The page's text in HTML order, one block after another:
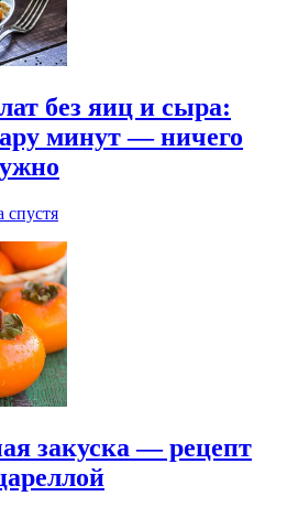
без яиц и сыра:
минут — ничего
спустя
закуска — рецепт